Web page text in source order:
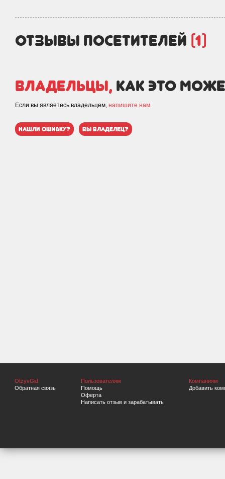
отзывы посетителей (1)
Владельцы, как это
Если вы являетесь владельцем, напишите нам.
нашли ошибку? вы владелец?
OtzyvGid
Обратная связь
Пользователям
Помощь
Оферта
Написать отзыв и зарабатывать
Компаниям
Добавить